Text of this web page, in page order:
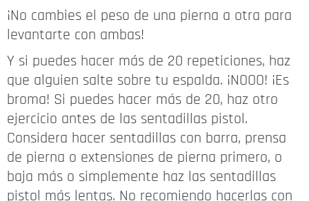
¡No cambies el peso de una pierna a otra para
levantarte con ambas!
Y si puedes hacer más de 20 repeticiones, haz
que alguien salte sobre tu espalda. ¡NOOO! ¡Es
broma! Si puedes hacer más de 20, haz otro
ejercicio antes de las sentadillas pistol.
Considera hacer sentadillas con barra, prensa
de pierna o extensiones de pierna primero, o
baja más o simplemente haz las sentadillas
pistol más lentas. No recomiendo hacerlas con